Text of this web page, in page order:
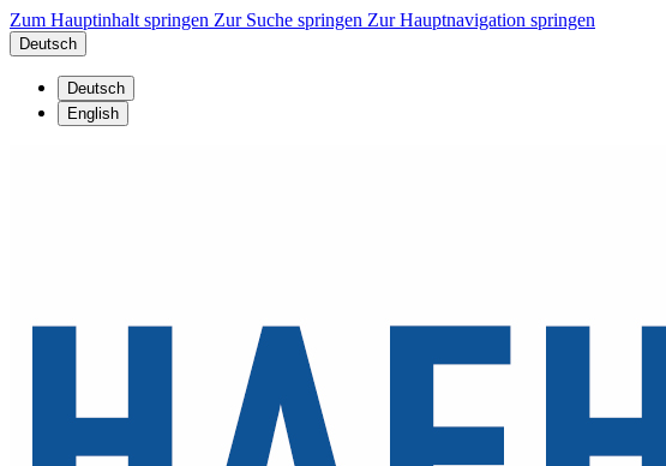
Zum Hauptinhalt springen Zur Suche springen Zur Hauptnavigation springen
Deutsch
Deutsch
English